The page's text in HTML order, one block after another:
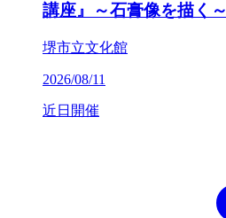
講座』～石膏像を描く～
堺市立文化館
2026/08/11
近日開催